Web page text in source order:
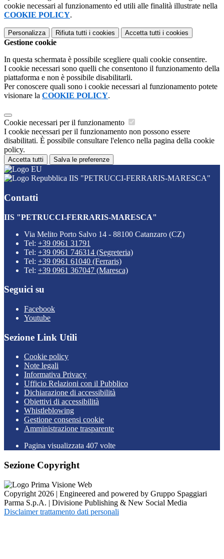
cookie necessari al funzionamento ed utili alle finalità illustrate nella
COOKIE POLICY.
Personalizza Rifiuta tutti i cookies Accetta tutti i cookies
Gestione cookie
In questa schermata è possibile scegliere quali cookie consentire.
I cookie necessari sono quelli che consentono il funzionamento della
piattaforma e non è possibile disabilitarli.
Per conoscere quali sono i cookie necessari al funzionamento potete
visionare la COOKIE POLICY.
Cookie necessari per il funzionamento
I cookie necessari per il funzionamento non possono essere
disabilitati. È possibile consultare l'elenco nella pagina della cookie
policy.
Accetta tutti Salva le preferenze
IIS "PETRUCCI-FERRARIS-MARESCA"
Contatti
IIS "PETRUCCI-FERRARIS-MARESCA"
Via Melito Porto Salvo 14 - 88100 Catanzaro (CZ)
Tel: +39 0961 31791
Tel: +39 0961 746314 (Segreteria)
Tel: +39 0961 61040 (Ferraris)
Tel: +39 0961 367047 (Maresca)
Seguici su
Facebook
Youtube
Sezione Link Utili
Cookie policy
Note legali
Informativa Privacy
Ufficio Relazioni con il Pubblico
Dichiarazione di accessibilità
Obiettivi di accessibilità
Whistleblowing
Gestione consensi cookie
Amministrazione trasparente
Pagina visualizzata 407 volte
Sezione Copyright
Copyright 2026 | Engineered and powered by Gruppo Spaggiari
Parma S.p.A. | Divisione Publishing & New Social Media
Disclaimer trattamento dati personali